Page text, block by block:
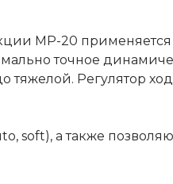
МР-20
точное
тяжелой. Регулятор
soft), а также